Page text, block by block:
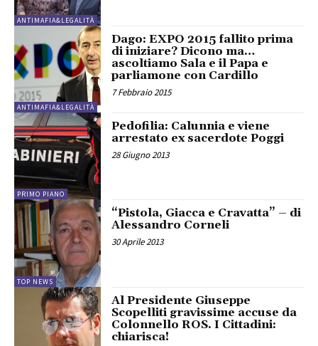
ANTIMAFIA&LEGALITÀ
ANTIMAFIA&LEGALITÀ
Dago: EXPO 2015 fallito prima
di iniziare? Dicono ma…
ascoltiamo Sala e il Papa e
parliamone con Cardillo
7 Febbraio 2015
PRIMO PIANO
Pedofilia: Calunnia e viene
arrestato ex sacerdote Poggi
28 Giugno 2013
TOP NEWS
“Pistola, Giacca e Cravatta” – di
Alessandro Corneli
30 Aprile 2013
Al Presidente Giuseppe
Scopelliti gravissime accuse da
Colonnello ROS. I Cittadini:
chiarisca!